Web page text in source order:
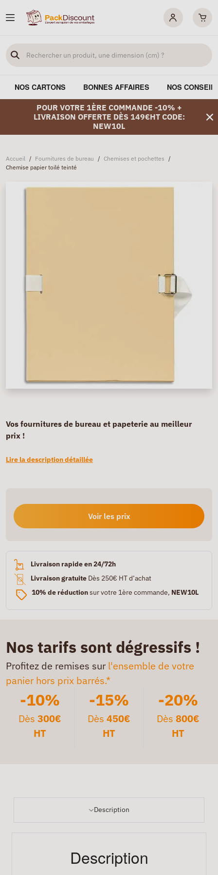
NOS CARTONS BONNES AFFAIRES NOS
POUR VOTRE 1ÈRE COMMANDE -10% +
LIVRAISON OFFERTE DÈS 149€HT CODE:
NEW10L
Accueil / Fournitures de bureau / Chemises et pochettes /
Chemise papier toilé teinté
Vos fournitures de bureau et papeterie au meilleur
prix !
Lire la description détaillée
Voir les prix
Livraison rapide en 24/72h
Livraison gratuite Dès 250€ HT d’achat
10% de réductionsur votre 1ère commande, NEW10L
Nos tarifs sont dégressifs !
Profitez de remises sur l'ensemble de votre
panier hors prix barrés.*
-10%
Dès300€
HT
-15%
Dès 450€
HT
-20%
Dès 800€
HT
Description
Description